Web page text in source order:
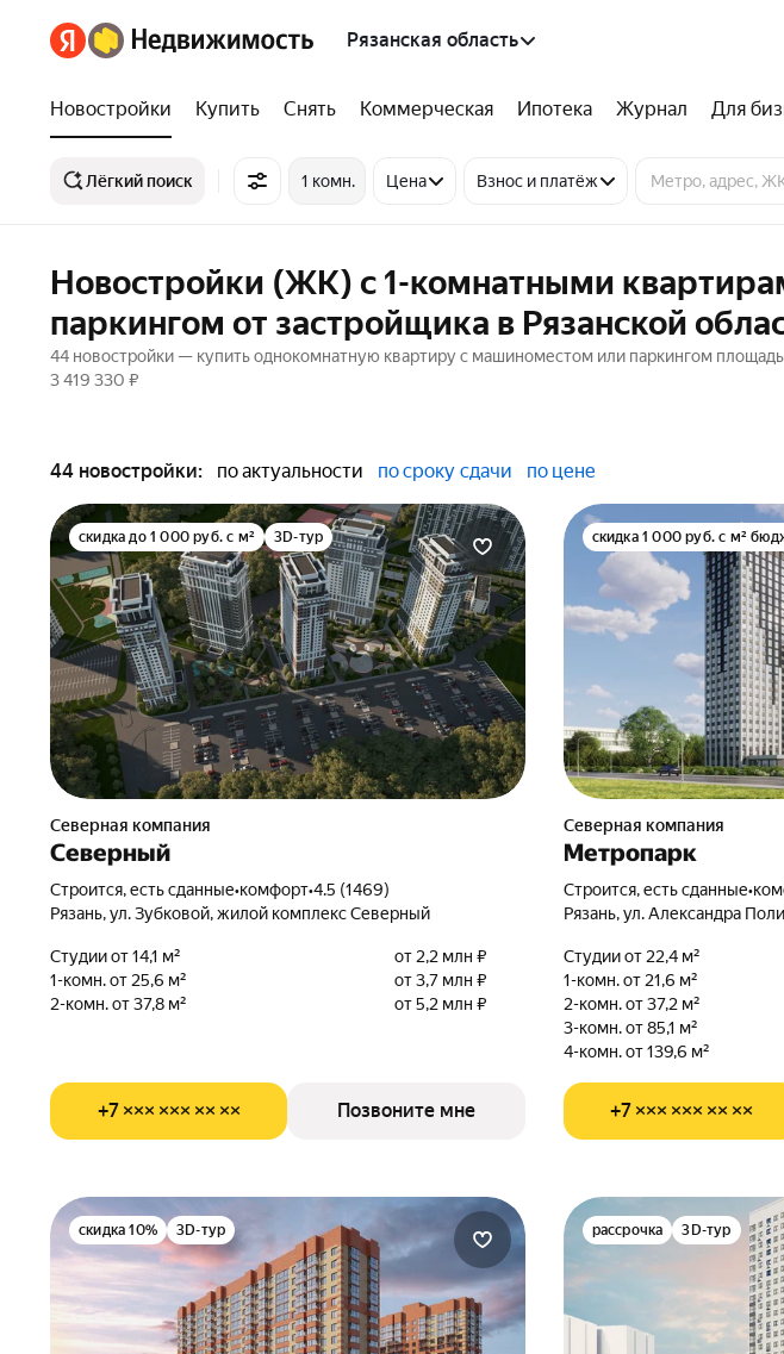
Рязанская область
Новостройки Купить Снять Коммерческая Ипотека Журнал Для
Лёгкий поиск 1 комн. Цена Взнос и платёж
Новостройки (ЖК) с 1-комнатными
паркингом от застройщика в Рязанской
44 новостройки — купить однокомнатную квартиру с машиноместом или паркингом
3 419 330 ₽
44 новостройки: по актуальности по сроку сдачи по цене
скидка до 1 000 руб. с м² 3D-тур
Северная компания
Северный
Строится, есть сданные•комфорт•4.5 (1469)
Рязань, ул. Зубковой, жилой комплекс Северный
Студии от 14,1 м²
от 2,2 млн ₽
1-комн. от 25,6 м²
от 3,7 млн ₽
2-комн. от 37,8 м²
от 5,2 млн ₽
+7 ××× ××× ×× ×× Позвоните мне
скидка 1 000 руб. с м²
Северная компания
Метропарк
Строится, есть сданные•
Рязань, ул. Александра
Студии от 22,4 м²
1-комн. от 21,6 м²
2-комн. от 37,2 м²
3-комн. от 85,1 м²
4-комн. от 139,6 м²
+7 ××× ××× ×× ××
скидка 10% 3D-тур рассрочка 3D-тур